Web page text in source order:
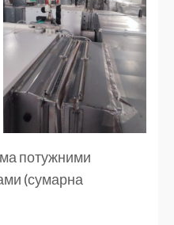
потужними
(сумарна